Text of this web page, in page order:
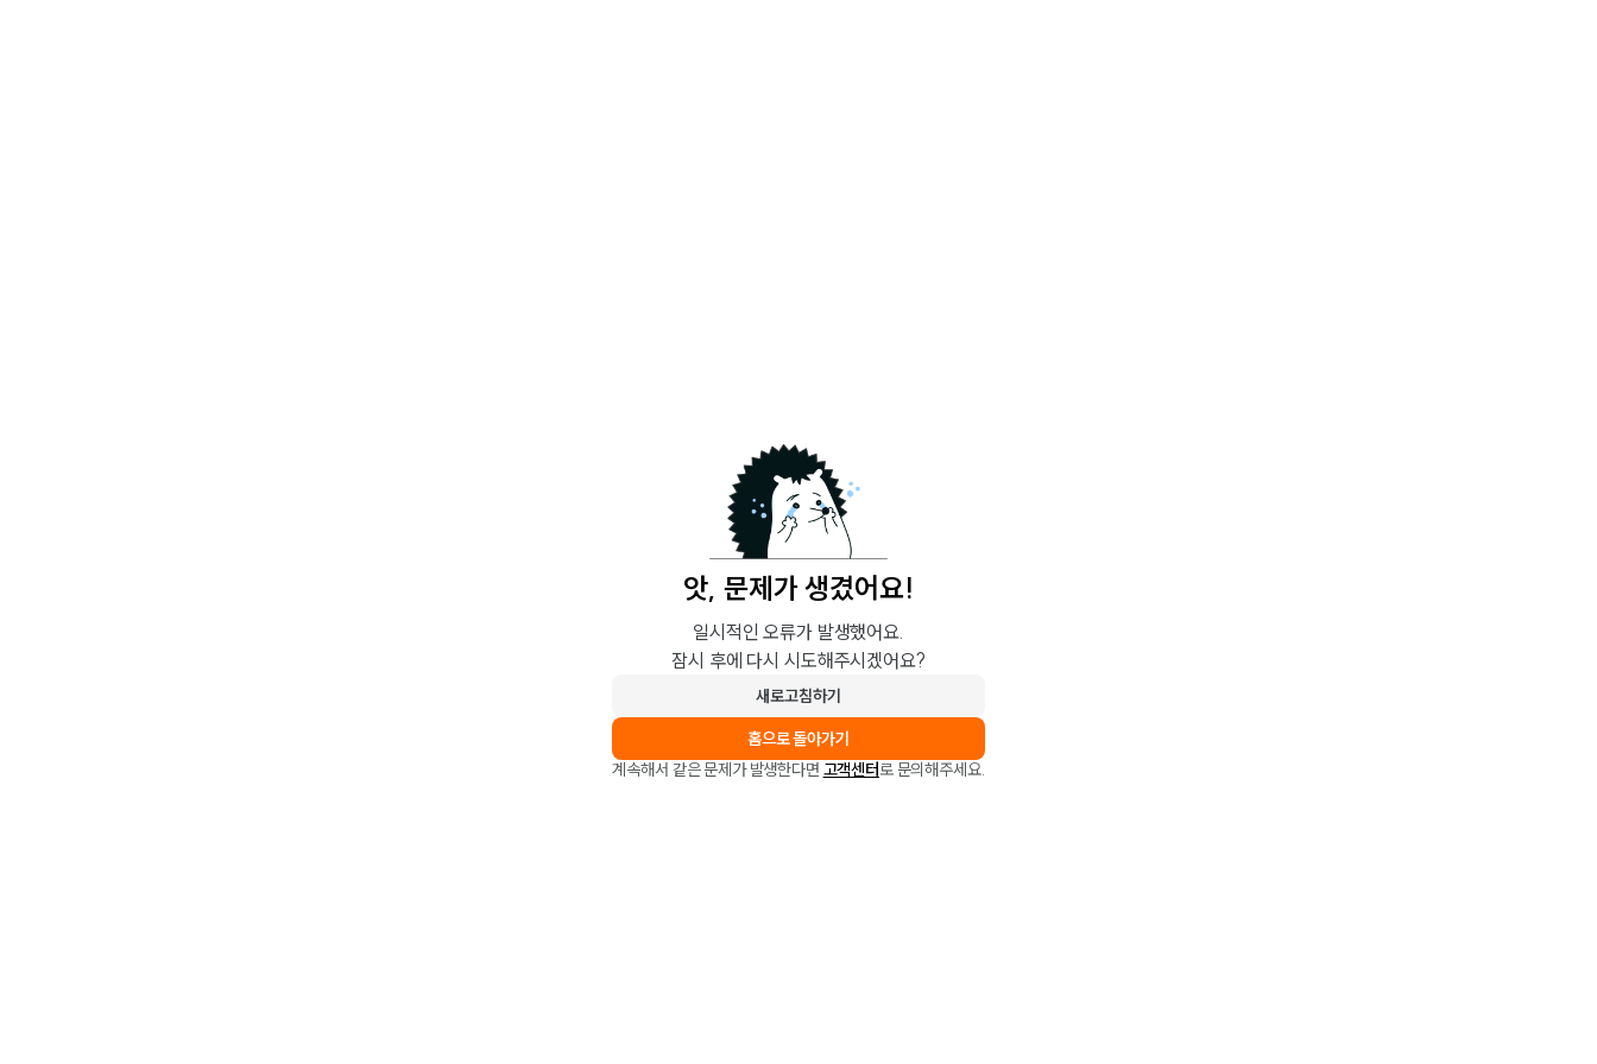
앗, 문제가 생겼어요!
일시적인 오류가 발생했어요.
잠시 후에 다시 시도해주시겠어요?
새로고침하기
홈으로 돌아가기
계속해서 같은 문제가 발생한다면 고객센터로 문의해주세요.